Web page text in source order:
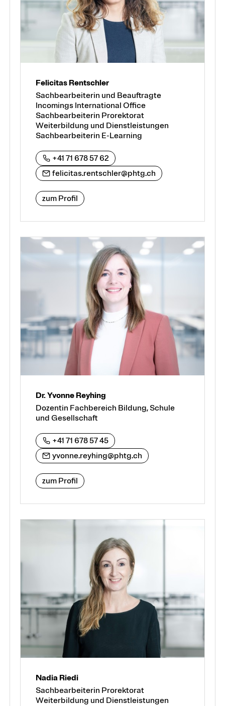
Felicitas Rentschler
Sachbearbeiterin und Beauftragte
Incomings International Office
Sachbearbeiterin Prorektorat
Weiterbildung und Dienstleistungen
Sachbearbeiterin E-Learning
+41 71 678 57 62
felicitas.rentschler@phtg.ch
zum Profil
Dr. Yvonne Reyhing
Dozentin Fachbereich Bildung, Schule
und Gesellschaft
+41 71 678 57 45
yvonne.reyhing@phtg.ch
zum Profil
Nadia Riedi
Sachbearbeiterin Prorektorat
Weiterbildung und Dienstleistungen